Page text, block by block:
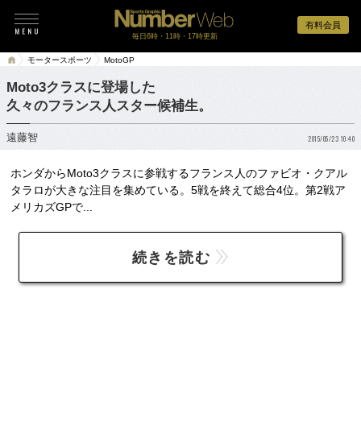
有料会員
毎日6時・11時・17時更新
モータースポーツ MotoGP
Moto3クラスに登場した
久々のフランス人スター候補生。
遠藤智 2015/05/23 10:40
ホンダからMoto3クラスに参戦するフランス人のファビオ・クアル
タラロが大きな注目を集めている。5戦を終えて総合4位。第2戦ア
メリカズGPで...
続きを読む